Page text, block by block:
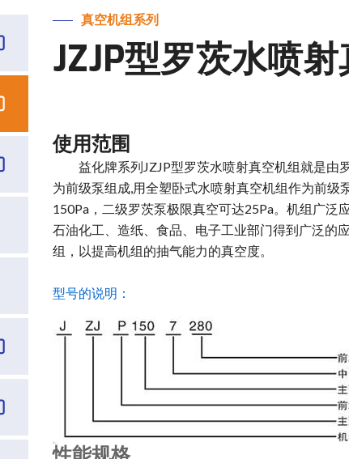
真空机组系列
JZJP型罗茨水喷
使用范围
益化牌系列JZJP型罗茨水喷射真空机组就是由
为前级泵组成,用全塑卧式水喷射真空机组作为前
150Pa，二级罗茨泵极限真空可达25Pa。机组广泛
石油化工、造纸、食品、电子工业部门得到广泛的
组，以提高机组的抽气能力的真空度。
型号的说明：
性能规格